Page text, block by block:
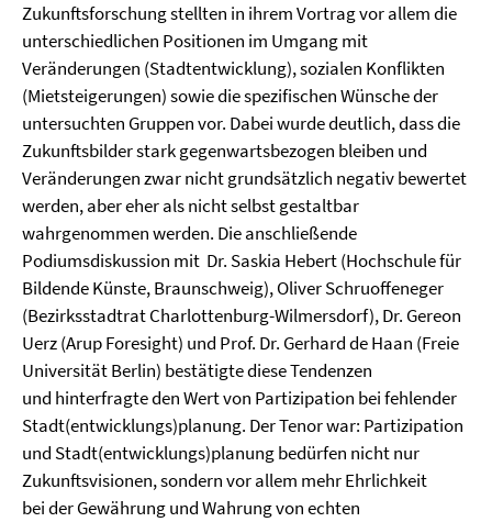
Zukunftsforschung stellten in ihrem Vortrag vor allem die
unterschiedlichen Positionen im Umgang mit
Veränderungen (Stadtentwicklung), sozialen Konflikten
(Mietsteigerungen) sowie die spezifischen Wünsche der
untersuchten Gruppen vor. Dabei wurde deutlich, dass die
Zukunftsbilder stark gegenwartsbezogen bleiben und
Veränderungen zwar nicht grundsätzlich negativ bewertet
werden, aber eher als nicht selbst gestaltbar
wahrgenommen werden. Die anschließende
Podiumsdiskussion mit Dr. Saskia Hebert (Hochschule für
Bildende Künste, Braunschweig), Oliver Schruoffeneger
(Bezirksstadtrat Charlottenburg-Wilmersdorf), Dr. Gereon
Uerz (Arup Foresight) und Prof. Dr. Gerhard de Haan (Freie
Universität Berlin) bestätigte diese Tendenzen
und hinterfragte den Wert von Partizipation bei fehlender
Stadt(entwicklungs)planung. Der Tenor war: Partizipation
und Stadt(entwicklungs)planung bedürfen nicht nur
Zukunftsvisionen, sondern vor allem mehr Ehrlichkeit
bei der Gewährung und Wahrung von echten